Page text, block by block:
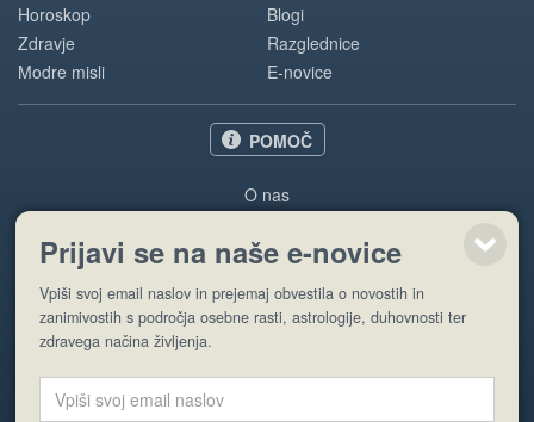
Horoskop
Zdravje
Modre misli
Blogi
Razglednice
E-novice
POMOČ
O nas
Pogoji uporabe
Pošlji stran
Prijavi se na naše e-novice
Vpiši svoj email naslov in prejemaj obvestila o novostih in
zanimivostih s področja osebne rasti, astrologije, duhovnosti ter
zdravega načina življenja.